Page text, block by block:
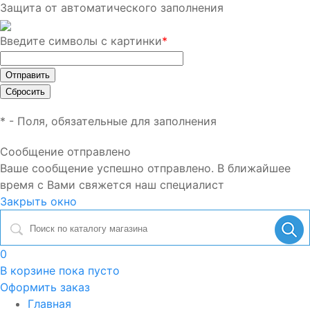
Защита от автоматического заполнения
Введите символы с картинки*
* - Поля, обязательные для заполнения
Сообщение отправлено
Ваше сообщение успешно отправлено. В ближайшее
время с Вами свяжется наш специалист
Закрыть окно
0
В корзине пока пусто
Оформить заказ
Главная